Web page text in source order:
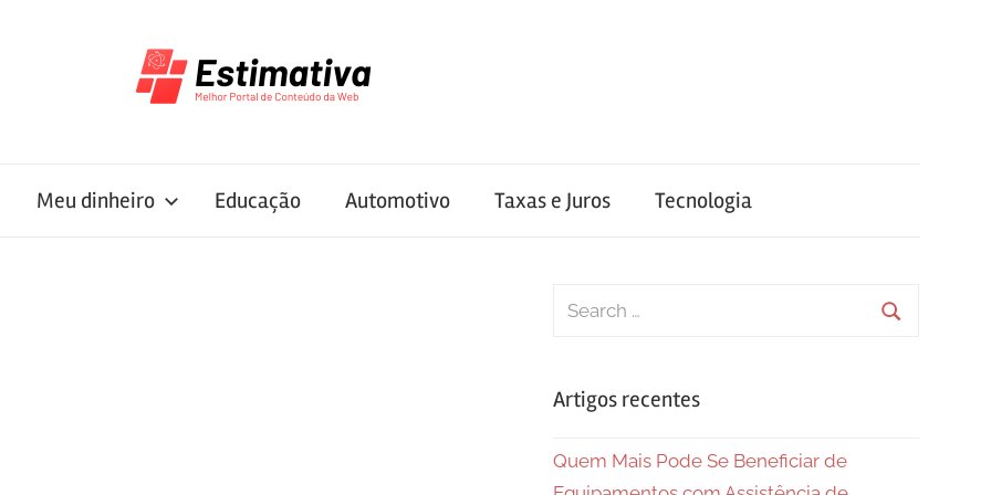
Meu dinheiro Educação Automotivo Taxas e Juros Tecnologia
Search
Artigos recentes
Quem Mais Pode Se Beneficiar de